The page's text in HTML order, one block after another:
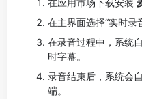
在应用市场下载安装
在主界面选择“实时录
在录音过程中，系统
时字幕。
录音结束后，系统会
端。